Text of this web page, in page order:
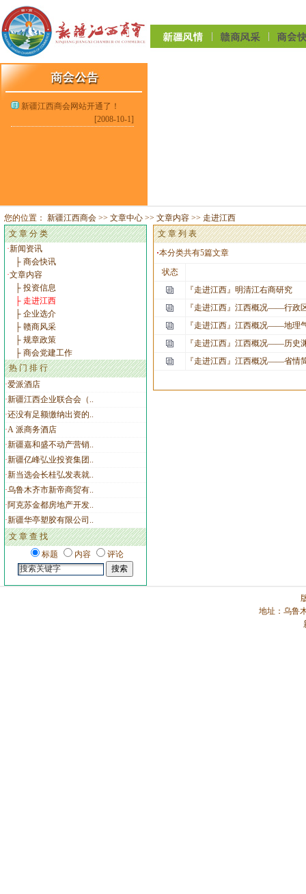
新疆江西商会网站开通了！
[2008-10-1]
您的位置： 新疆江西商会 >> 文章中心 >> 文章内容 >> 走进江西
文 章 分 类
·新闻资讯
├ 商会快讯
·文章内容
├ 投资信息
├ 走进江西
├ 企业选介
├ 赣商风采
├ 规章政策
├ 商会党建工作
热 门 排 行
·爱派酒店
·新疆江西企业联合会（..
·还没有足额缴纳出资的..
·A 派商务酒店
·新疆嘉和盛不动产营销..
·新疆亿峰弘业投资集团..
·新当选会长桂弘发表就..
·乌鲁木齐市新帝商贸有..
·阿克苏金都房地产开发..
·新疆华亭塑胶有限公司..
文 章查 找
标题
内容 评论
文 章列 表
·本分类共有5篇文章
状态
『走进江西』 明清江右商研究
『走进江西』 江西概况——行政
『走进江西』 江西概况——地理
『走进江西』 江西概况——历史
『走进江西』 江西概况——省情
地址：乌鲁